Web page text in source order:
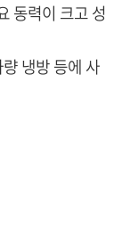
력이 크고 성
냉방 등에 사